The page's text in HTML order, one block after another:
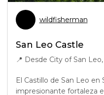
wildfisherman
San Leo Castle
📍 Desde City of San
El Castillo de San Leo en
impresionante fortaleza